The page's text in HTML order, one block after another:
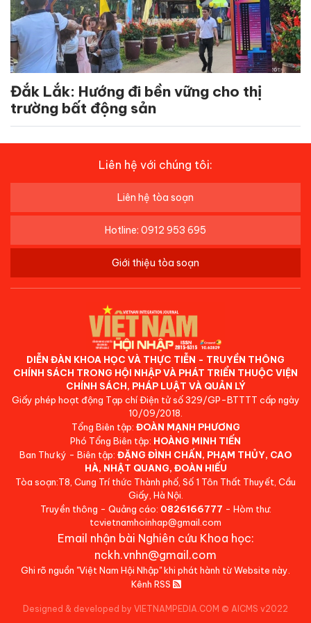
Đắk Lắk: Hướng đi bền vững cho thị
trường bất động sản
Liên hệ với chúng tôi:
Liên hệ tòa soạn
Hotline: 0912 953 695
Giới thiệu tòa soạn
DIỄN ĐÀN KHOA HỌC VÀ THỰC TIỄN - TRUYỀN THÔNG
CHÍNH SÁCH TRONG HỘI NHẬP VÀ PHÁT TRIỂN THUỘC VIỆN
CHÍNH SÁCH, PHÁP LUẬT VÀ QUẢN LÝ
Giấy phép hoạt động Tạp chí Điện tử số 329/GP-BTTTT cấp ngày
10/09/2018.
Tổng Biên tập: ĐOÀN MẠNH PHƯƠNG
Phó Tổng Biên tập: HOÀNG MINH TIẾN
Ban Thư ký - Biên tập: ĐẶNG ĐÌNH CHẤN, PHẠM THỦY, CAO
HÀ, NHẬT QUANG, ĐOÀN HIẾU
Tòa soạn:T8, Cung Trí thức Thành phố, Số 1 Tôn Thất Thuyết, Cầu
Giấy, Hà Nội.
Truyền thông - Quảng cáo: 0826166777 - Hòm thư:
tcvietnamhoinhap@gmail.com
Email nhận bài Nghiên cứu Khoa học:
nckh.vnhn@gmail.com
Ghi rõ nguồn "Việt Nam Hội Nhập" khi phát hành từ Website này.
Kênh RSS
Designed & developed by VIETNAMPEDIA.COM © AICMS v2022